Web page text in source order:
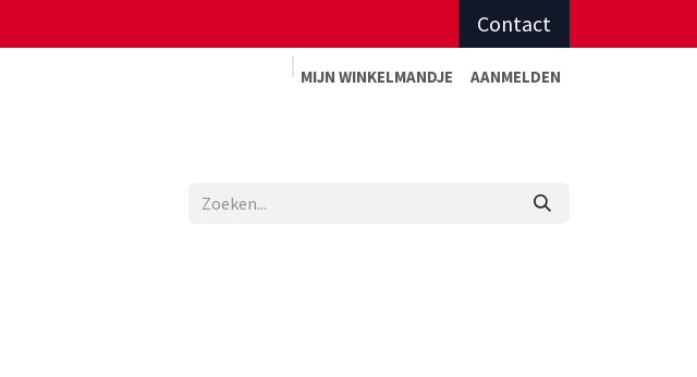
Contact
MIJN WINKELMANDJE AANMELDEN